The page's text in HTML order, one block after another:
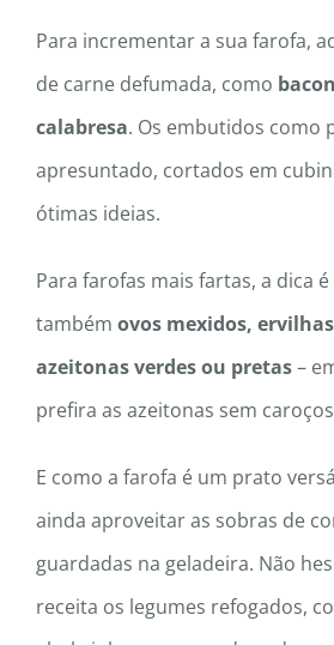
Para incrementar a sua farofa,
de carne defumada, como
calabresa. Os embutidos como
apresuntado, cortados em
ótimas ideias.
Para farofas mais fartas, a dica
também ovos mexidos,
azeitonas verdes ou pretas–
prefira as azeitonas sem
E como a farofa é um prato
ainda aproveitar as sobras de
guardadas na geladeira. Não
receita os legumes refogados,